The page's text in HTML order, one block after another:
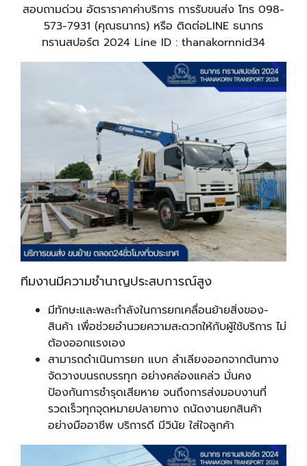
สอบถามด่วน อัตราราคาค่าบริการ การรับขนส่ง โทร 098-
573-7931 (คุณธนากร) หรือ ติดต่อLINE ธนากร
ทรานสปอร์ต 2024 Line ID : thanakornnid34
ทีมงานมีความชำนาญประสบการณ์สูง
มีทักษะและพละกำลังในการยกเคลื่อนย้ายสิ่งของ-
สินค้า เพื่อช่วยอำนวยความสะดวกให้กับผู้ใช้บริการ ไม่
ต้องออกแรงเอง
สามารถดำเนินการยก แบก ลำเลียงออกจากต้นทาง
จัดวางบนรถบรรทุก อย่างคล่องแคล่ว มั่นคง
ป้องกันการชำรุดเสียหาย จนถึงการส่งมอบงานที่
รวดเร็วทุกจุดหมายปลายทาง ถนัดงานยกสินค้า
อย่างมืออาชีพ บริการดี มีวินัย ใส่ใจลูกค้า